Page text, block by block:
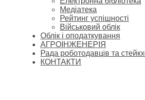
Медіатека
Рейтинг успішності
Військовий облік
Облік і оподаткування
АГРОІНЖЕНЕРІЯ
Рада роботодавців та
КОНТАКТИ